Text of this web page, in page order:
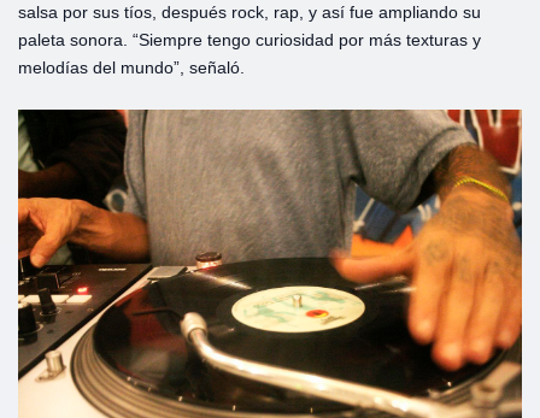
salsa por sus tíos, después rock, rap, y así fue ampliando su
paleta sonora. “Siempre tengo curiosidad por más texturas y
melodías del mundo”, señaló.